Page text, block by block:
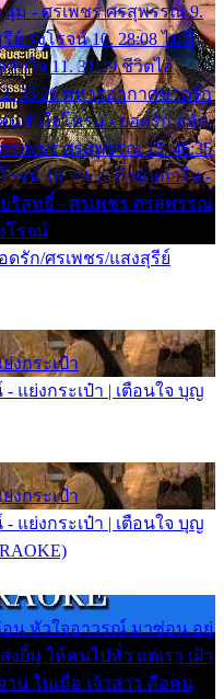
นุ่ม - ศรเพชร ศรสุพรรณ 9.
ย์ รุ่งโรจน์ 10. 28:08 ไม่มี
กใจ 11. 31:29 ชีวิตไอ้
35:26 ทหารอากาศขาดรัก
คนหัวใจโทรม - ยอดรัก สลัก
รเพชร ศรสุพรรณ 15. 46:35
จน์ 16. 49:57 กำนันกำใน -
บริสุทธิ์ - ศรเพชร ศรสุพรรณ
โรจน์
ดรัก/ศรเพชร/แสงสุรีย์
งกระเป๋า
แย่งกระเป๋า | เตือนใจ บุญ
งกระเป๋า
แย่งกระเป๋า | เตือนใจ บุญ
อน หัวใจอาวรณ์ มาซ่อน อยู่
ยิ้ม ให้คนไปทั่ว แต่เรา เฝ้า
าน ในเมื่อ เจ้าสาว คือคน